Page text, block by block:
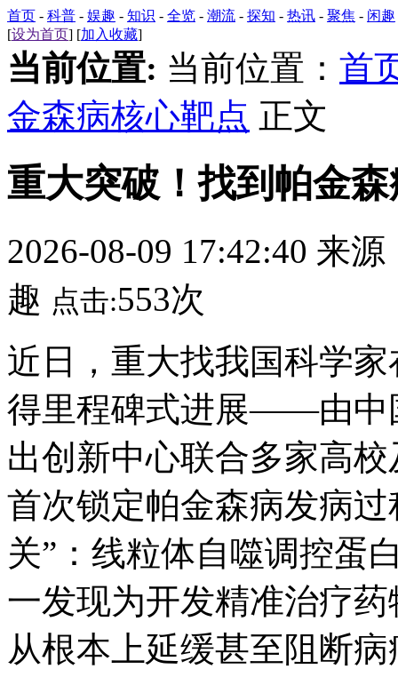
首页 - 科普 - 娱趣 - 知识 - 全览 - 潮流 - 探知 - 热讯 - 聚焦 - 闲趣
[设为首页] [加入收藏]
当前位置: 当前位置： 首
金森病核心靶点 正文
重大突破！找到帕金
2026-08-09 17:42:40 来源
趣 点击:553次
近日，重大找我国科学
得里程碑式进展——由中
出创新中心联合多家高
首次锁定帕金森病发病
关”：线粒体自噬调控蛋
一发现为开发精准治疗
从根本上延缓甚至阻断